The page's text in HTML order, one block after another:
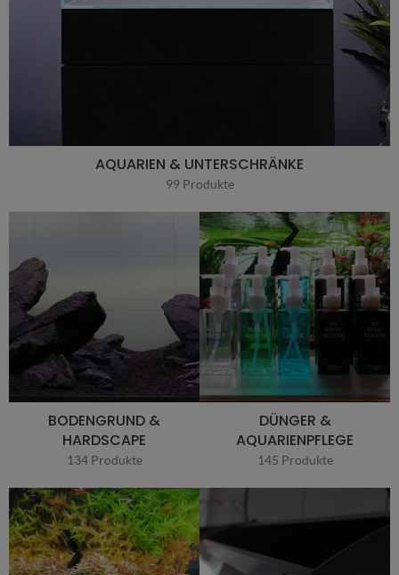
AQUARIEN & UNTERSCHRÄNKE
99 Produkte
BODENGRUND &
HARDSCAPE
134 Produkte
DÜNGER &
AQUARIENPFLEGE
145 Produkte